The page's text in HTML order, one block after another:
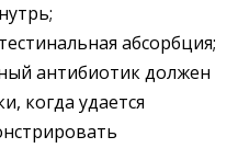
абсорбция;
антибиотик должен
когда удается